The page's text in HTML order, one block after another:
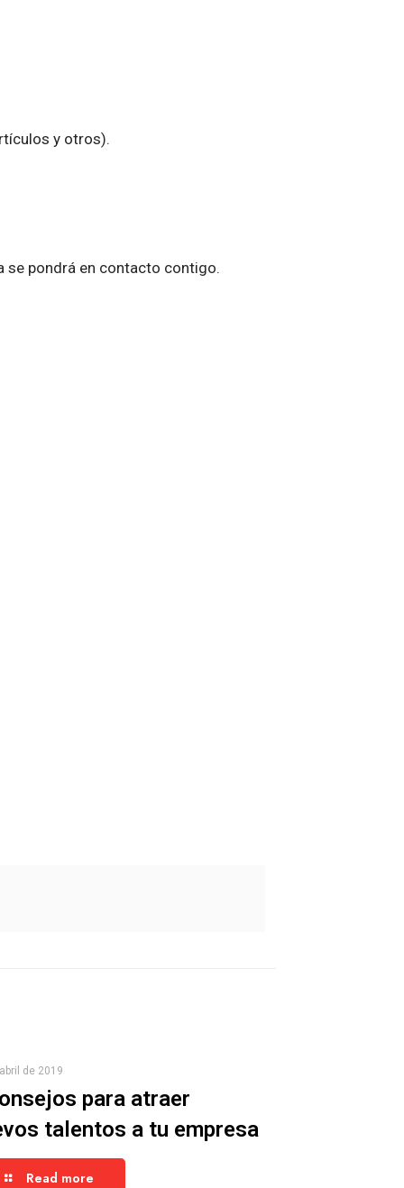
y otros).
se pondrá en contacto contigo.
de 2019
para atraer
talentos a tu empresa
Read more